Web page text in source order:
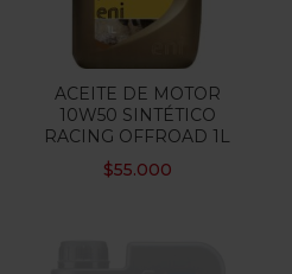
ACEITE DE MOTOR
10W50 SINTÉTICO
RACING OFFROAD 1L
$55.000